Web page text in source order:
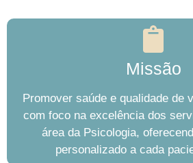
Missão
Promover saúde e qualidade de
com foco na excelência dos
área da Psicologia,
personalizado a cada